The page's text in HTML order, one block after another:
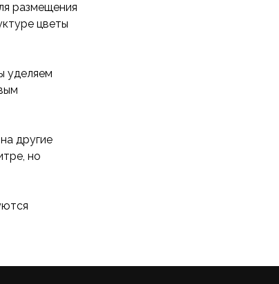
размещения
цветы
уделяем
другие
но